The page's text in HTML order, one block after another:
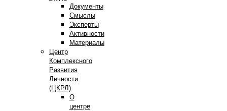
Документы
Смыслы
Эксперты
Активности
Материалы
Центр
Комплексного
Развития
Личности
(ЦКРЛ)
О
центре